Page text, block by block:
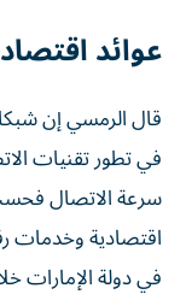
عوائد
قال الرمسي إن
في تطور تقنيات
سرعة الاتصال
اقتصادية وخدمات
في دولة الإمارات